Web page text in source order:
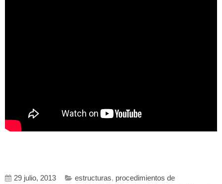
29 julio, 2013 estructuras, procedimientos de